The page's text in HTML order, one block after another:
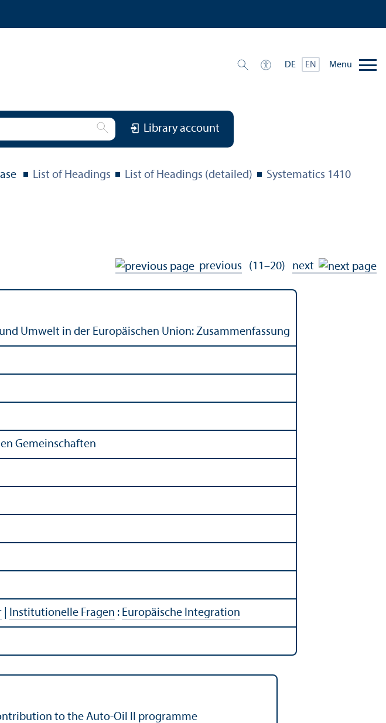
DE EN Menu
Library account
List of Headings List of Headings (detailed) Systematics 1410
previous (11–20) next
Umwelt in der Europäischen Union: Zusammenfassung
Gemeinschaften
Institutionelle Fragen : Europäische Integration
to the Auto-Oil II programme